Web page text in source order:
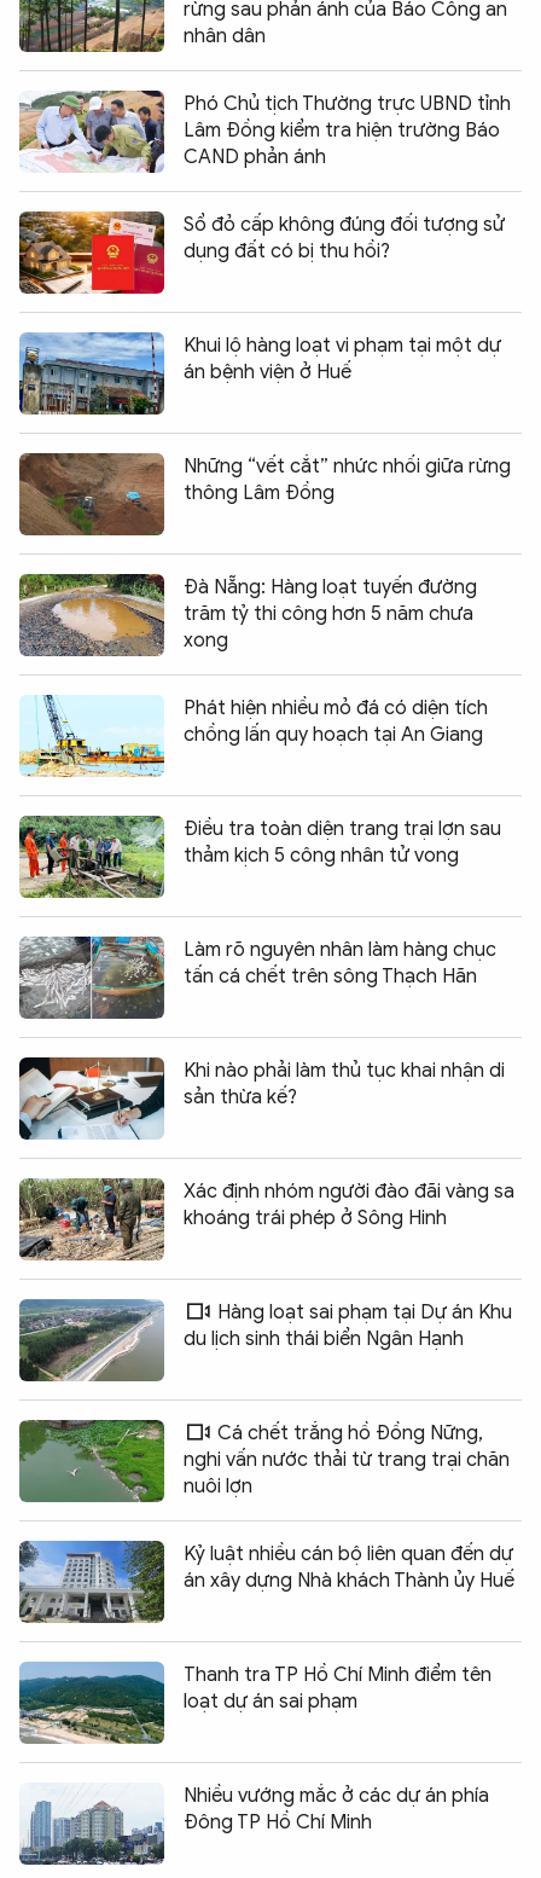
rừng sau phản ánh của Báo Công an
nhân dân
Phó Chủ tịch Thường trực UBND tỉnh
Lâm Đồng kiểm tra hiện trường Báo
CAND phản ánh
Sổ đỏ cấp không đúng đối tượng sử
dụng đất có bị thu hồi?
Khui lộ hàng loạt vi phạm tại một dự
án bệnh viện ở Huế
Những “vết cắt” nhức nhối giữa rừng
thông Lâm Đồng
Đà Nẵng: Hàng loạt tuyến đường
trăm tỷ thi công hơn 5 năm chưa
xong
Phát hiện nhiều mỏ đá có diện tích
chồng lấn quy hoạch tại An Giang
Điều tra toàn diện trang trại lợn sau
thảm kịch 5 công nhân tử vong
Làm rõ nguyên nhân làm hàng chục
tấn cá chết trên sông Thạch Hãn
Khi nào phải làm thủ tục khai nhận di
sản thừa kế?
Xác định nhóm người đào đãi vàng sa
khoáng trái phép ở Sông Hinh
Hàng loạt sai phạm tại Dự án Khu
du lịch sinh thái biển Ngân Hạnh
Cá chết trắng hồ Đồng Nững,
nghi vấn nước thải từ trang trại chăn
nuôi lợn
Kỷ luật nhiều cán bộ liên quan đến dự
án xây dựng Nhà khách Thành ủy Huế
Thanh tra TP Hồ Chí Minh điểm tên
loạt dự án sai phạm
Nhiều vướng mắc ở các dự án phía
Đông TP Hồ Chí Minh